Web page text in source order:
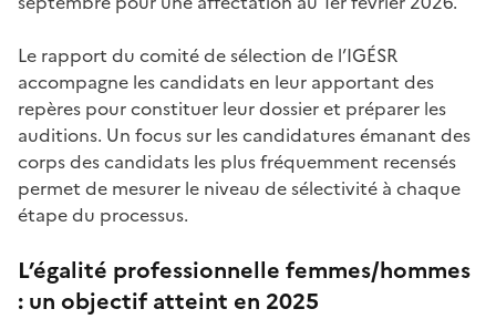
Le rapport du comité de sélection de l’IGÉSR
accompagne les candidats en leur apportant des
repères pour constituer leur dossier et préparer les
auditions. Un focus sur les candidatures émanant des
corps des candidats les plus fréquemment recensés
permet de mesurer le niveau de sélectivité à chaque
étape du processus.
L’égalité professionnelle femmes/hommes
: un objectif atteint en 2025